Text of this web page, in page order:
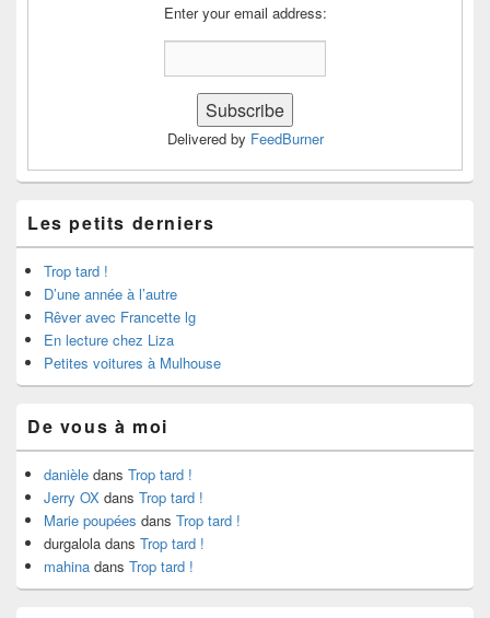
Enter your email address:
Delivered by FeedBurner
Les petits derniers
Trop tard !
D’une année à l’autre
Rêver avec Francette lg
En lecture chez Liza
Petites voitures à Mulhouse
De vous à moi
danièle dans Trop tard !
Jerry OX dans Trop tard !
Marie poupées dans Trop tard !
durgalola dans Trop tard !
mahina dans Trop tard !